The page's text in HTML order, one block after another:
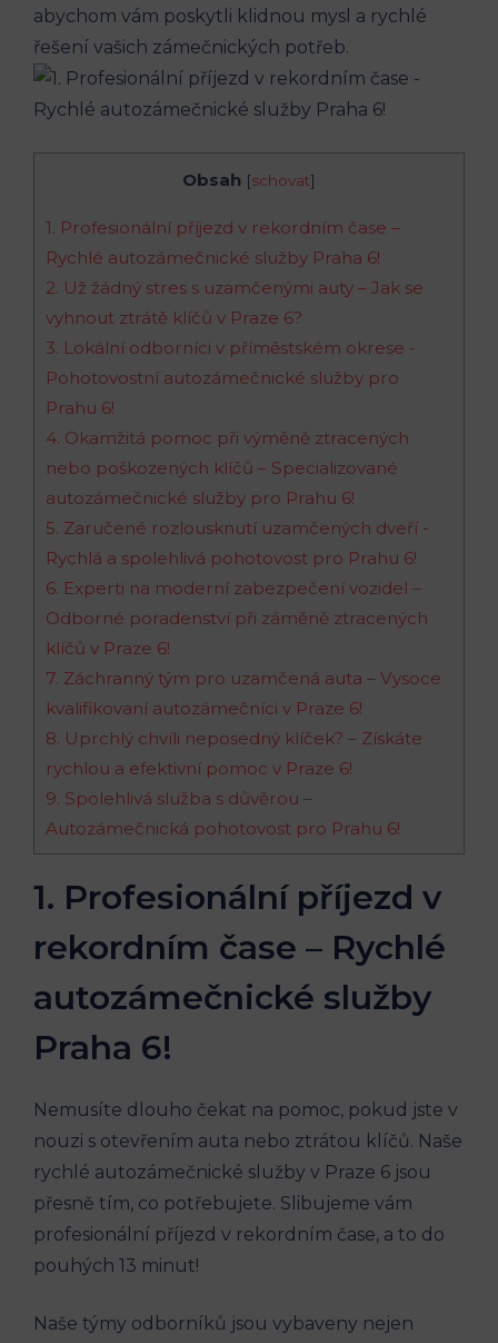
abychom⁣ vám poskytli klidnou⁣ mysl a rychlé
řešení⁣ vašich‍ zámečnických potřeb.
Obsah [schovat]
1. Profesionální příjezd‌ v ⁤rekordním čase⁤ –
Rychlé autozámečnické služby Praha 6!
2. Už žádný stres s uzamčenými auty – Jak se
⁤vyhnout​ ztrátě klíčů v⁢ Praze ‍6?
3.‍ Lokální odborníci v příměstském‍ okrese⁢ -​
Pohotovostní‍ autozámečnické služby pro
Prahu 6!
4. Okamžitá pomoc⁣ při výměně⁣ ztracených
nebo poškozených ​klíčů – Specializované⁣
autozámečnické služby pro Prahu 6!
5. Zaručené rozlousknutí uzamčených ‍dveří ​-⁣
Rychlá a spolehlivá​ pohotovost ⁣pro Prahu 6!
6. ‌Experti na moderní zabezpečení vozidel –
Odborné ​poradenství při záměně ztracených⁣
klíčů ⁣v ⁣Praze 6!
7. Záchranný tým pro uzamčená auta – Vysoce
kvalifikovaní autozámečníci v​ Praze ⁤6!
8. Uprchlý ​chvíli neposedný klíček? – Získáte
rychlou a efektivní⁢ pomoc v Praze 6!
9.⁤ Spolehlivá služba s důvěrou –
⁤Autozámečnická ⁣pohotovost pro Prahu 6!
1. Profesionální příjezd‌ v
⁤rekordním čase⁤ – Rychlé
autozámečnické služby
Praha 6!
Nemusíte dlouho​ čekat na pomoc, pokud⁣ jste v
nouzi s otevřením auta ‍nebo ztrátou klíčů. ⁣Naše⁤
rychlé‌ autozámečnické služby v Praze 6 jsou
‍přesně ⁣tím,​ co potřebujete. Slibujeme vám
profesionální příjezd v rekordním⁣ čase, a to do
pouhých 13 minut!
Naše ⁣týmy ⁤odborníků jsou ⁤vybaveny nejen